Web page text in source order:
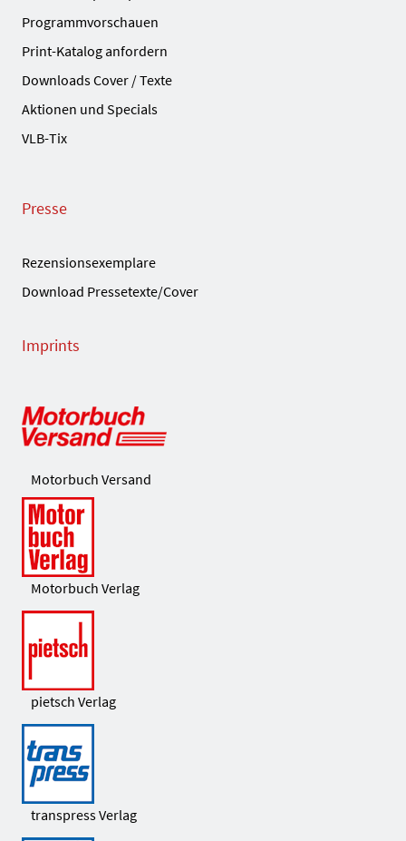
Programmvorschauen
Print-Katalog anfordern
Downloads Cover / Texte
Aktionen und Specials
VLB-Tix
Presse
Rezensionsexemplare
Download Pressetexte/Cover
Imprints
Motorbuch Versand
Motorbuch Verlag
pietsch Verlag
transpress Verlag